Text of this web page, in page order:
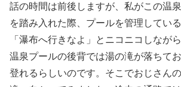
話の時間は前後しますが、私がこの温
を踏み入れた際、プールを管理してい
「瀑布へ行きなよ」とニコニコしなが
温泉プールの後背では湯の滝が落ちて
登れるらしいのです。そこでおじさん